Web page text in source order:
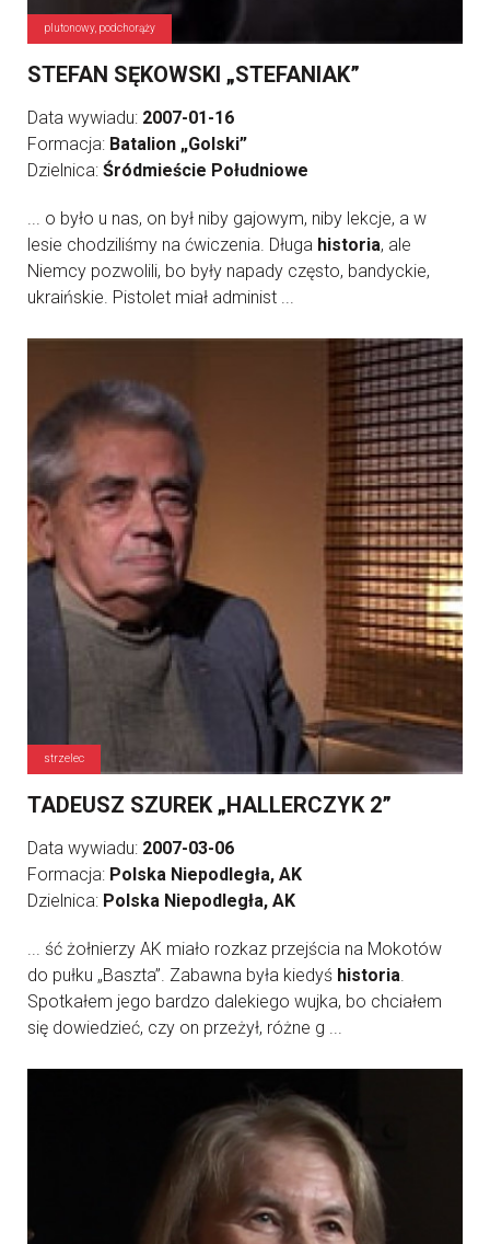
plutonowy, podchorąży
STEFAN SĘKOWSKI „STEFANIAK”
Data wywiadu: 2007-01-16
Formacja: Batalion „Golski”
Dzielnica: Śródmieście Południowe
... o było u nas, on był niby gajowym, niby lekcje, a w
lesie chodziliśmy na ćwiczenia. Długa historia, ale
Niemcy pozwolili, bo były napady często, bandyckie,
ukraińskie. Pistolet miał administ ...
strzelec
TADEUSZ SZUREK „HALLERCZYK 2”
Data wywiadu: 2007-03-06
Formacja: Polska Niepodległa, AK
Dzielnica: Polska Niepodległa, AK
... ść żołnierzy AK miało rozkaz przejścia na Mokotów
do pułku „Baszta”. Zabawna była kiedyś historia.
Spotkałem jego bardzo dalekiego wujka, bo chciałem
się dowiedzieć, czy on przeżył, różne g ...